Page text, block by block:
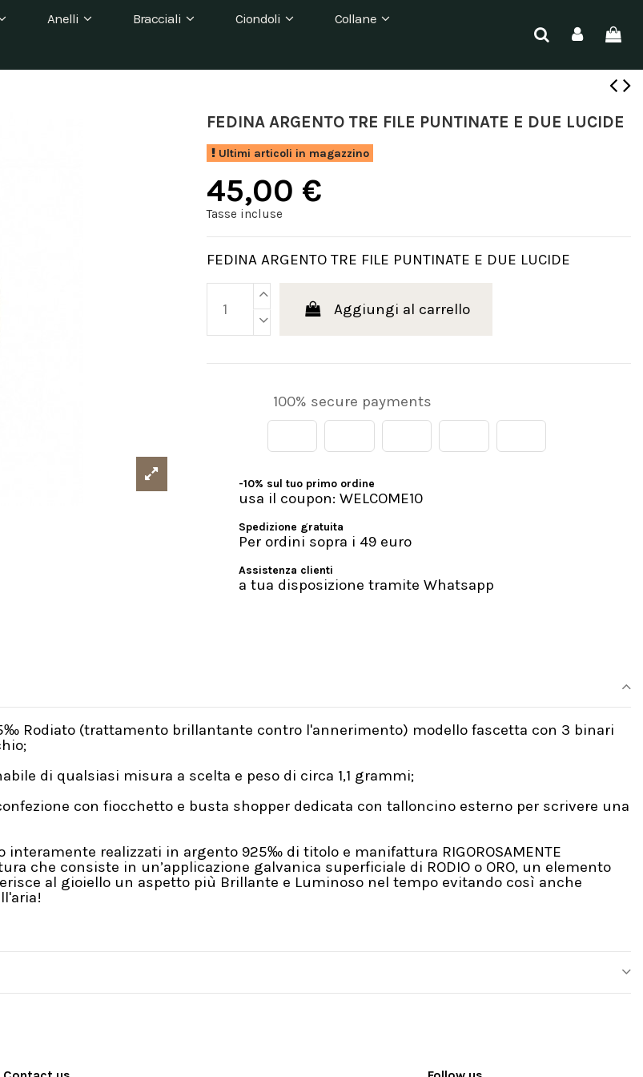
Anelli Bracciali Ciondoli
Collane
FEDINA ARGENTO TRE FILE PUNTINATE E DUE LUCIDE
Ultimi articoli in magazzino
45,00 €
Tasse incluse
FEDINA ARGENTO TRE FILE PUNTINATE E DUE LUCIDE
Aggiungi al carrello
100% secure payments
-10% sul tuo primo ordine
usa il coupon: WELCOME10
Spedizione gratuita
Per ordini sopra i 49 euro
Assistenza clienti
a tua disposizione tramite Whatsapp
Rodiato (trattamento brillantante contro l'annerimento) modello fascetta con 3 binari
di qualsiasi misura a scelta e peso di circa 1,1 grammi;
confezione con fiocchetto e busta shopper dedicata con talloncino esterno per scrivere una
interamente realizzati in argento 925‰ di titolo e manifattura RIGOROSAMENTE
che consiste in un’applicazione galvanica superficiale di RODIO o ORO, un elemento
al gioiello un aspetto più Brillante e Luminoso nel tempo evitando così anche